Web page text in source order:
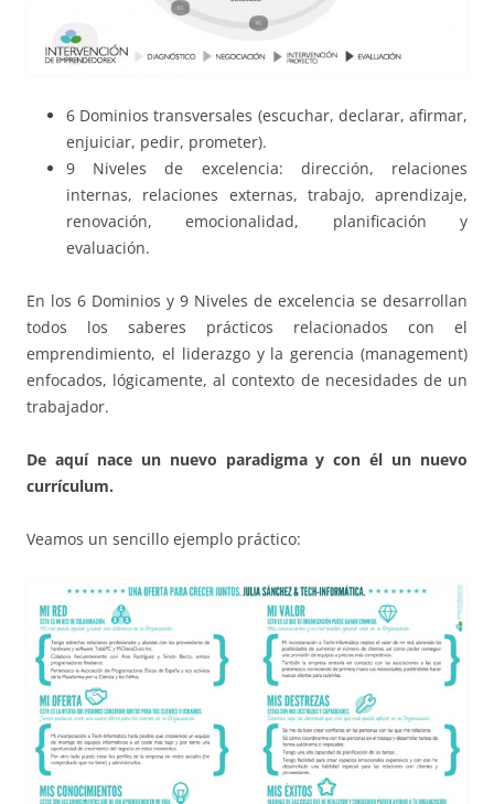
6 Dominios transversales (escuchar, declarar, afirmar,
enjuiciar, pedir, prometer).
9 Niveles de excelencia: dirección, relaciones
internas, relaciones externas, trabajo, aprendizaje,
renovación, emocionalidad, planificación y
evaluación.
En los 6 Dominios y 9 Niveles de excelencia se desarrollan
todos los saberes prácticos relacionados con el
emprendimiento, el liderazgo y la gerencia (management)
enfocados, lógicamente, al contexto de necesidades de un
trabajador.
De aquí nace un nuevo paradigma y con él un nuevo
currículum.
Veamos un sencillo ejemplo práctico: